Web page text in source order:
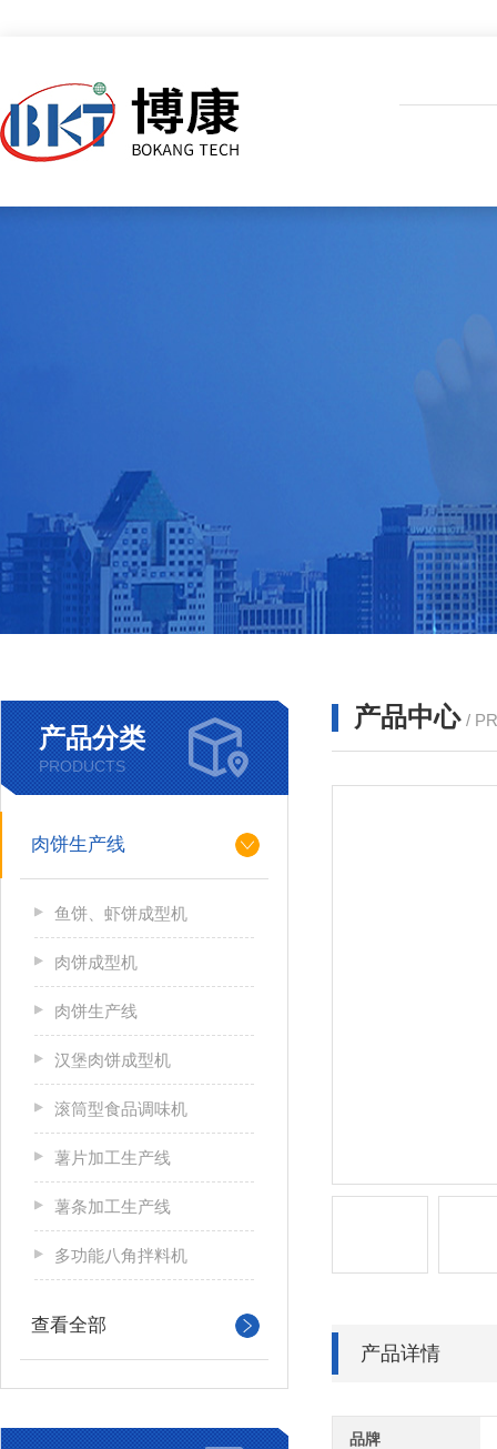
产品分类
PRODUCTS
肉饼生产线
鱼饼、虾饼成型机
肉饼成型机
肉饼生产线
汉堡肉饼成型机
滚筒型食品调味机
薯片加工生产线
薯条加工生产线
多功能八角拌料机
查看全部
产品中心 /
产品详情
品牌